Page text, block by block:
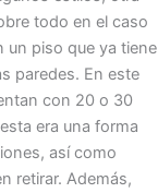
todo en el caso
un piso que ya tiene
paredes. En este
con 20 o 30
era una forma
así como
retirar. Además,